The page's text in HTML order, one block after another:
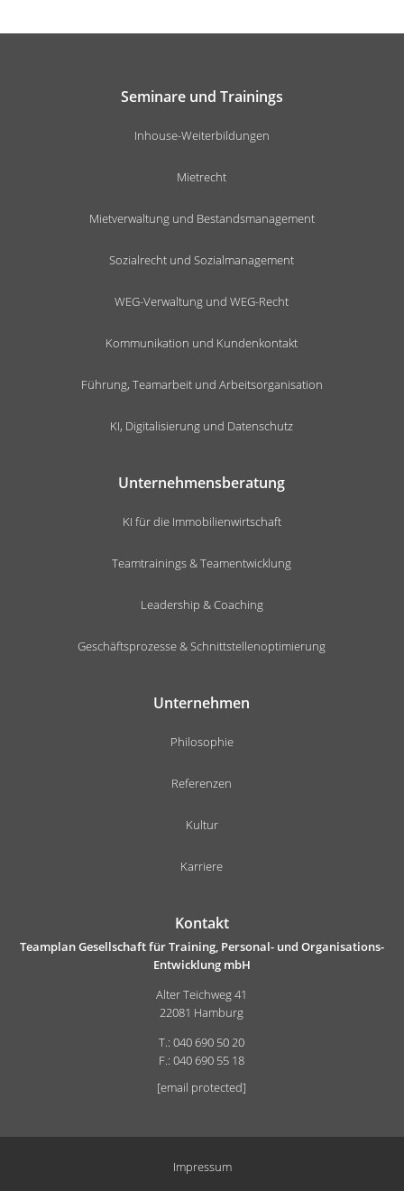
Seminare und Trainings
Inhouse-Weiterbildungen
Mietrecht
Mietverwaltung und Bestandsmanagement
Sozialrecht und Sozialmanagement
WEG-Verwaltung und WEG-Recht
Kommunikation und Kundenkontakt
Führung, Teamarbeit und Arbeitsorganisation
KI, Digitalisierung und Datenschutz
Unternehmensberatung
KI für die Immobilienwirtschaft
Teamtrainings & Teamentwicklung
Leadership & Coaching
Geschäftsprozesse & Schnittstellenoptimierung
Unternehmen
Philosophie
Referenzen
Kultur
Karriere
Kontakt
Teamplan Gesellschaft für Training, Personal- und Organisations-
Entwicklung mbH
Alter Teichweg 41
22081 Hamburg
T.: 040 690 50 20
F.: 040 690 55 18
[email protected]
Impressum